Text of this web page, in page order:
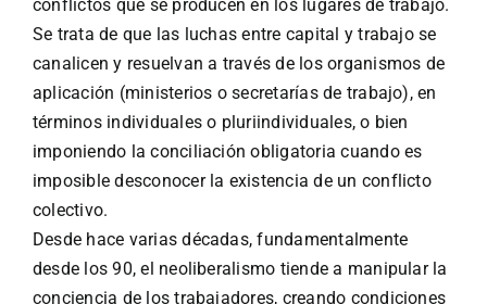
conflictos que se producen en los lugares de trabajo.
Se trata de que las luchas entre capital y trabajo se
canalicen y resuelvan a través de los organismos de
aplicación (ministerios o secretarías de trabajo), en
términos individuales o pluriindividuales, o bien
imponiendo la conciliación obligatoria cuando es
imposible desconocer la existencia de un conflicto
colectivo.
Desde hace varias décadas, fundamentalmente
desde los 90, el neoliberalismo tiende a manipular la
conciencia de los trabajadores, creando condiciones